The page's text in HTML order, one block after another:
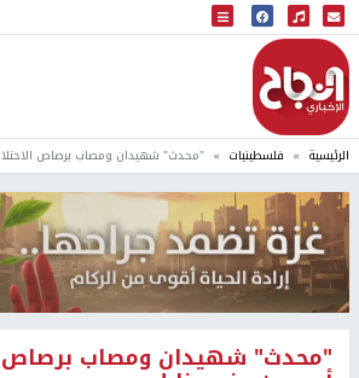
البث المباشر
إذاعة النجاح
الرئيسية فلسطينيات "محدث" شهيدان ومصاب برصاص
"محدث" شهيدان ومصاب برصاص